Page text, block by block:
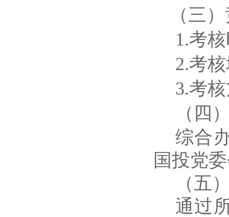
（三
1.考
2.考
3.考
（四
综合
国投党
（五
通过